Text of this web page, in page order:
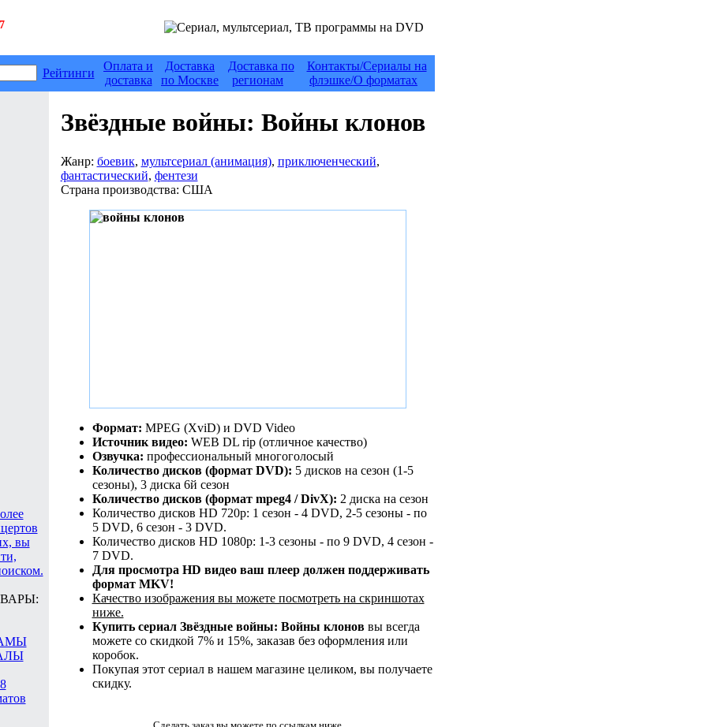
Рейтинги
Оплата и
доставка
Доставка
по Москве
Доставка по
регионам
Контакты/Сериалы на
флэшке/О форматах
вы
Звёздные войны: Войны клонов
Жанр: боевик, мультсериал (анимация), приключенческий,
фантастический, фентези
Страна производства: США
Формат: MPEG (XviD) и DVD Video
Источник видео: WEB DL rip (отличное качество)
Озвучка: профессиональный многоголосый
Количество дисков (формат DVD): 5 дисков на сезон (1-5
сезоны), 3 диска 6й сезон
Количество дисков (формат mpeg4 / DivX): 2 диска на сезон
Количество дисков HD 720p: 1 сезон - 4 DVD, 2-5 сезоны - по
5 DVD, 6 сезон - 3 DVD.
Количество дисков HD 1080p: 1-3 сезоны - по 9 DVD, 4 сезон -
7 DVD.
Для просмотра HD видео ваш плеер должен поддерживать
формат MKV!
Качество изображения вы можете посмотреть на скриншотах
ниже.
Купить сериал Звёздные войны: Войны клоноввы всегда
можете со скидкой 7% и 15%, заказав без оформления или
коробок.
Покупая этот сериал в нашем магазине целиком, вы получаете
скидку.